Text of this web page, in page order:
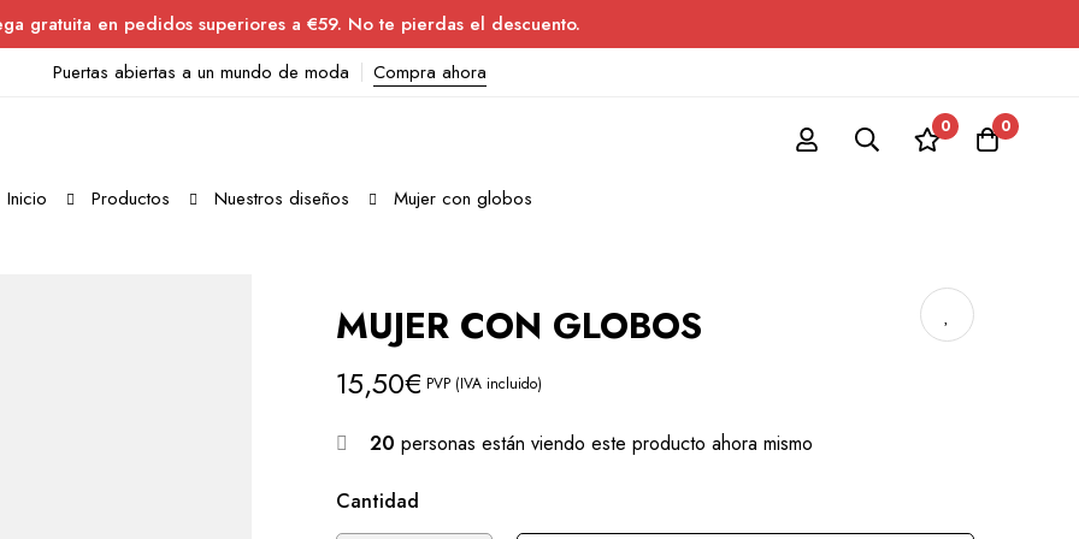
gratuita en pedidos superiores a €59. No te pierdas el descuento.
Puertas abiertas a un mundo de moda
Compra ahora
0 0
Inicio Productos Nuestros diseños Mujer con globos
MUJER CON GLOBOS
15,50€ PVP (IVA incluido)
20 personas están viendo este producto ahora mismo
Cantidad